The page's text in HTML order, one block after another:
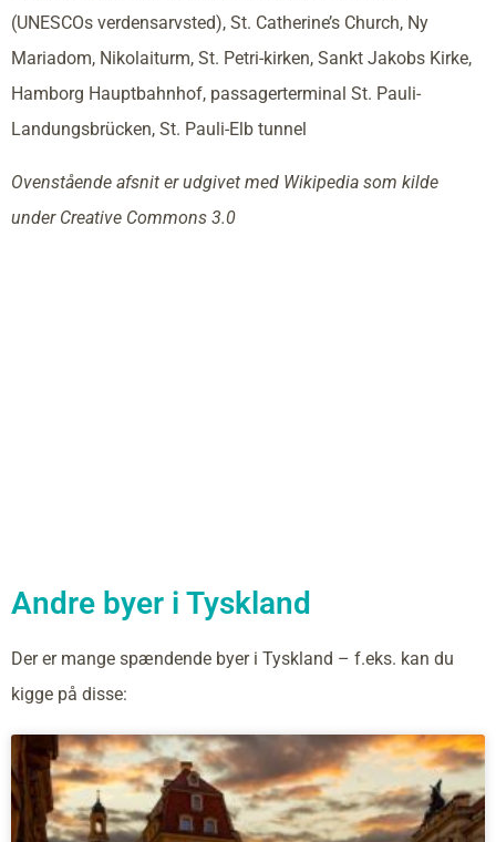
(UNESCOs verdensarvsted), St. Catherine’s Church, Ny
Mariadom, Nikolaiturm, St. Petri-kirken, Sankt Jakobs Kirke,
Hamborg Hauptbahnhof, passagerterminal St. Pauli-
Landungsbrücken, St. Pauli-Elb tunnel
Ovenstående afsnit er udgivet med Wikipedia som kilde
under Creative Commons 3.0
Andre byer i Tyskland
Der er mange spændende byer i Tyskland – f.eks. kan du
kigge på disse: